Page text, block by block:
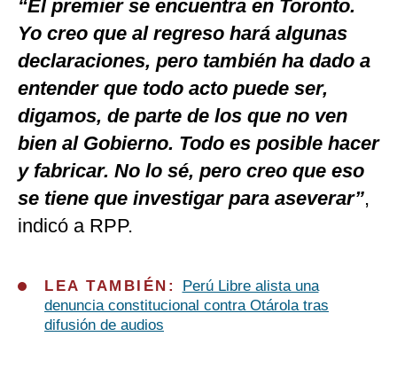
“El premier se encuentra en Toronto.
Yo creo que al regreso hará algunas
declaraciones, pero también ha dado a
entender que todo acto puede ser,
digamos, de parte de los que no ven
bien al Gobierno. Todo es posible hacer
y fabricar. No lo sé, pero creo que eso
se tiene que investigar para aseverar”,
indicó a RPP.
LEA TAMBIÉN:
Perú Libre alista una
denuncia constitucional contra Otárola tras
difusión de audios